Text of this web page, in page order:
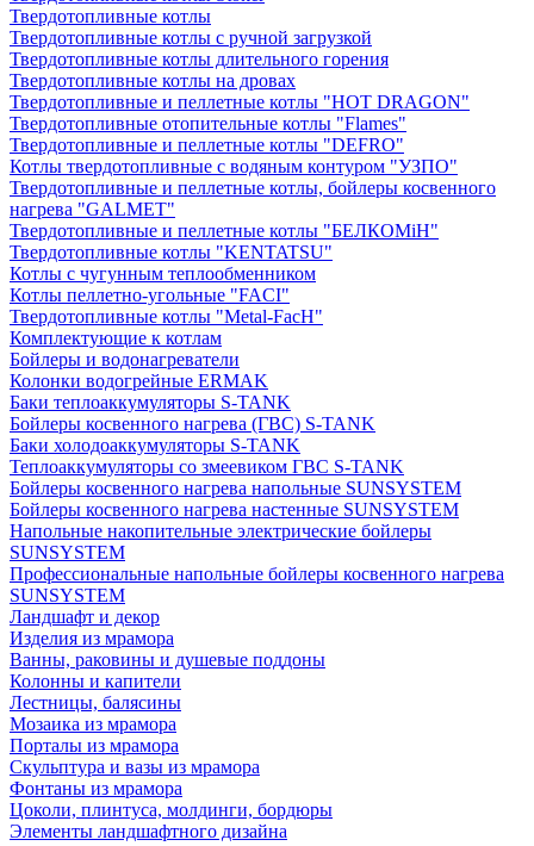
Твердотопливные котлы
Твердотопливные котлы с ручной загрузкой
Твердотопливные котлы длительного горения
Твердотопливные котлы на дровах
Твердотопливные и пеллетные котлы "HOT DRAGON"
Твердотопливные отопительные котлы "Flames"
Твердотопливные и пеллетные котлы "DEFRO"
Котлы твердотопливные с водяным контуром "УЗПО"
Твердотопливные и пеллетные котлы, бойлеры косвенного
нагрева "GALMET"
Твердотопливные и пеллетные котлы "БЕЛКОМiН"
Твердотопливные котлы "KENTATSU"
Котлы с чугунным теплообменником
Котлы пеллетно-угольные "FACI"
Твердотопливные котлы "Metal-FacH"
Комплектующие к котлам
Бойлеры и водонагреватели
Колонки водогрейные ERMAK
Баки теплоаккумуляторы S-TANK
Бойлеры косвенного нагрева (ГВС) S-TANK
Баки холодоаккумуляторы S-TANK
Теплоаккумуляторы со змеевиком ГВС S-TANK
Бойлеры косвенного нагрева напольные SUNSYSTEM
Бойлеры косвенного нагрева настенные SUNSYSTEM
Напольные накопительные электрические бойлеры
SUNSYSTEM
Профессиональные напольные бойлеры косвенного нагрева
SUNSYSTEM
Ландшафт и декор
Изделия из мрамора
Ванны, раковины и душевые поддоны
Колонны и капители
Лестницы, балясины
Мозаика из мрамора
Порталы из мрамора
Скульптура и вазы из мрамора
Фонтаны из мрамора
Цоколи, плинтуса, молдинги, бордюры
Элементы ландшафтного дизайна